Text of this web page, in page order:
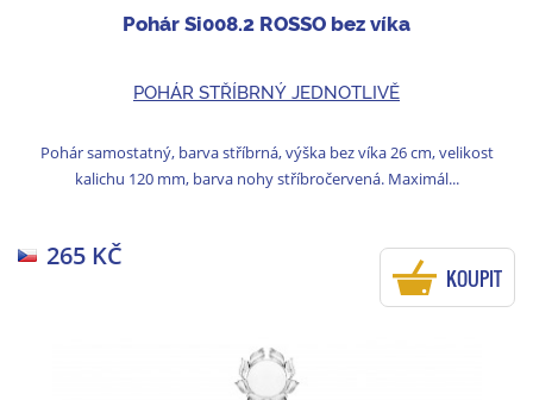
Pohár Si008.2 ROSSO bez víka
POHÁR STŘÍBRNÝ JEDNOTLIVĚ
Pohár samostatný, barva stříbrná, výška bez víka 26 cm, velikost
kalichu 120 mm, barva nohy stříbročervená. Maximál...
265 KČ
KOUPIT